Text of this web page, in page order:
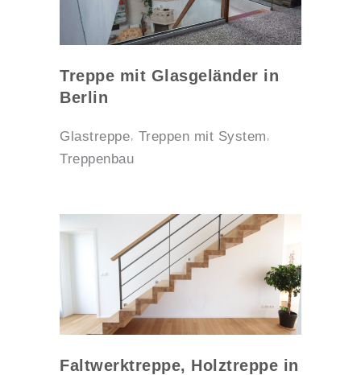
Treppe mit Glasgeländer in
Berlin
Glastreppe Treppen mit System
Treppenbau
Faltwerktreppe, Holztreppe in